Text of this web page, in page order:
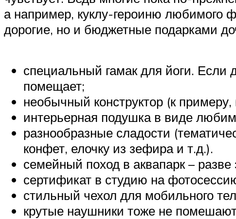
а например, куклу-героиню любимого
дорогие, но и бюджетные подарками
специальный гамак для йоги. Если
помещает;
необычный конструктор (к
интерьерная подушка в виде
разнообразные сладости
конфет, елочку из зефира и т.д.).
семейный поход в аквапарк – разве
сертификат в студию на
стильный чехол для мобильного
крутые наушники тоже не